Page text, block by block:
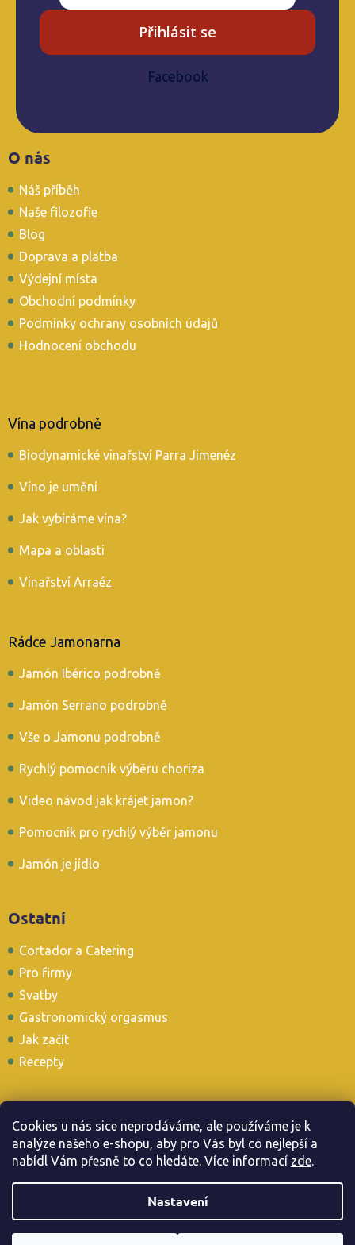
Cookies u nás sice neprodáváme, ale používáme je k
analýze našeho e-shopu, aby pro Vás byl co nejlepší a
nabídl Vám přesně to co hledáte. Více informací zde.
Nastavení
Přihlásit se
Facebook
O nás
Náš příběh
Naše filozofie
Blog
Doprava a platba
Výdejní místa
Obchodní podmínky
Podmínky ochrany osobních údajů
Hodnocení obchodu
Vína podrobně
Biodynamické vinařství Parra Jimenéz
Víno je umění
Jak vybíráme vína?
Mapa a oblasti
Vinařství Arraéz
Rádce Jamonarna
Jamón Ibérico podrobně
Jamón Serrano podrobně
Vše o Jamonu podrobně
Rychlý pomocník výběru choriza
Video návod jak krájet jamon?
Pomocník pro rychlý výběr jamonu
Jamón je jídlo
Ostatní
Cortador a Catering
Pro firmy
Svatby
Gastronomický orgasmus
Jak začít
Recepty
Stavte se i u nás v Tapas Baru
Copyright 2026Jamonarna.cz. Všechna práva vyhrazena.